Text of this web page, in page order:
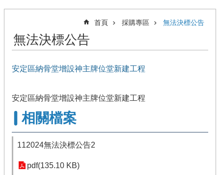
首頁 採購專區 無法決標公告
無法決標公告
安定區納骨堂增設神主牌位堂新建工程
安定區納骨堂增設神主牌位堂新建工程
相關檔案
112024無法決標公告2
pdf(135.10 KB)